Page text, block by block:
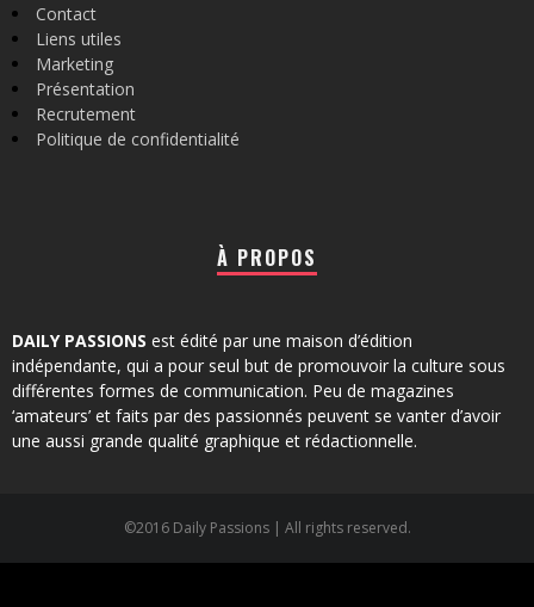
Contact
Liens utiles
Marketing
Présentation
Recrutement
Politique de confidentialité
À PROPOS
DAILY PASSIONS est édité par une maison d’édition
indépendante, qui a pour seul but de promouvoir la culture sous
différentes formes de communication. Peu de magazines
‘amateurs’ et faits par des passionnés peuvent se vanter d’avoir
une aussi grande qualité graphique et rédactionnelle.
©2016 Daily Passions | All rights reserved.